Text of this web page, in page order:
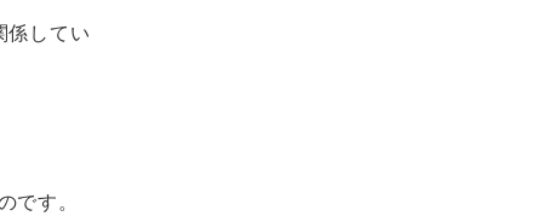
係してい
す。